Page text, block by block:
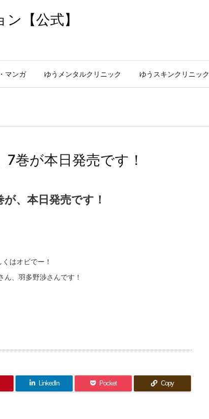
【公式】
マンガ ゆうメンタルクリニック ゆうスキンクリニック
巻が本日発売です！
、本日発売です！
はオビでー！
、羽多野渉さんです！
LinkedIn Pocket Copy